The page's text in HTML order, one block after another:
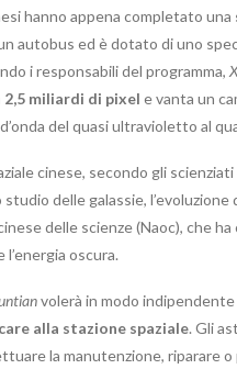
hanno appena completato una
autobus ed è dotato di uno
i responsabili del programma,
miliardi di pixel e vanta un
del quasi ultravioletto al
cinese, secondo gli
studio delle galassie,
delle scienze (Naoc), che
oscura.
volerà in modo
alla stazione spaziale. Gli
la manutenzione, riparare